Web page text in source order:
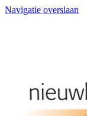
Navigatie overslaan